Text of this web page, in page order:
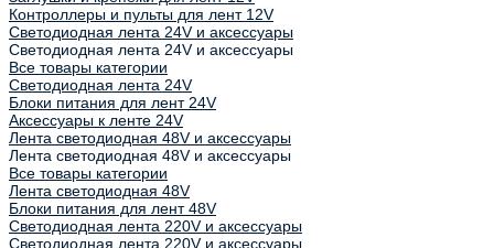
Контроллеры и пульты для лент 12V
Светодиодная лента 24V и аксессуары
Светодиодная лента 24V и аксессуары
Все товары категории
Светодиодная лента 24V
Блоки питания для лент 24V
Аксессуары к ленте 24V
Лента светодиодная 48V и аксессуары
Лента светодиодная 48V и аксессуары
Все товары категории
Лента светодиодная 48V
Блоки питания для лент 48V
Светодиодная лента 220V и аксессуары
Светодиодная лента 220V и аксессуары